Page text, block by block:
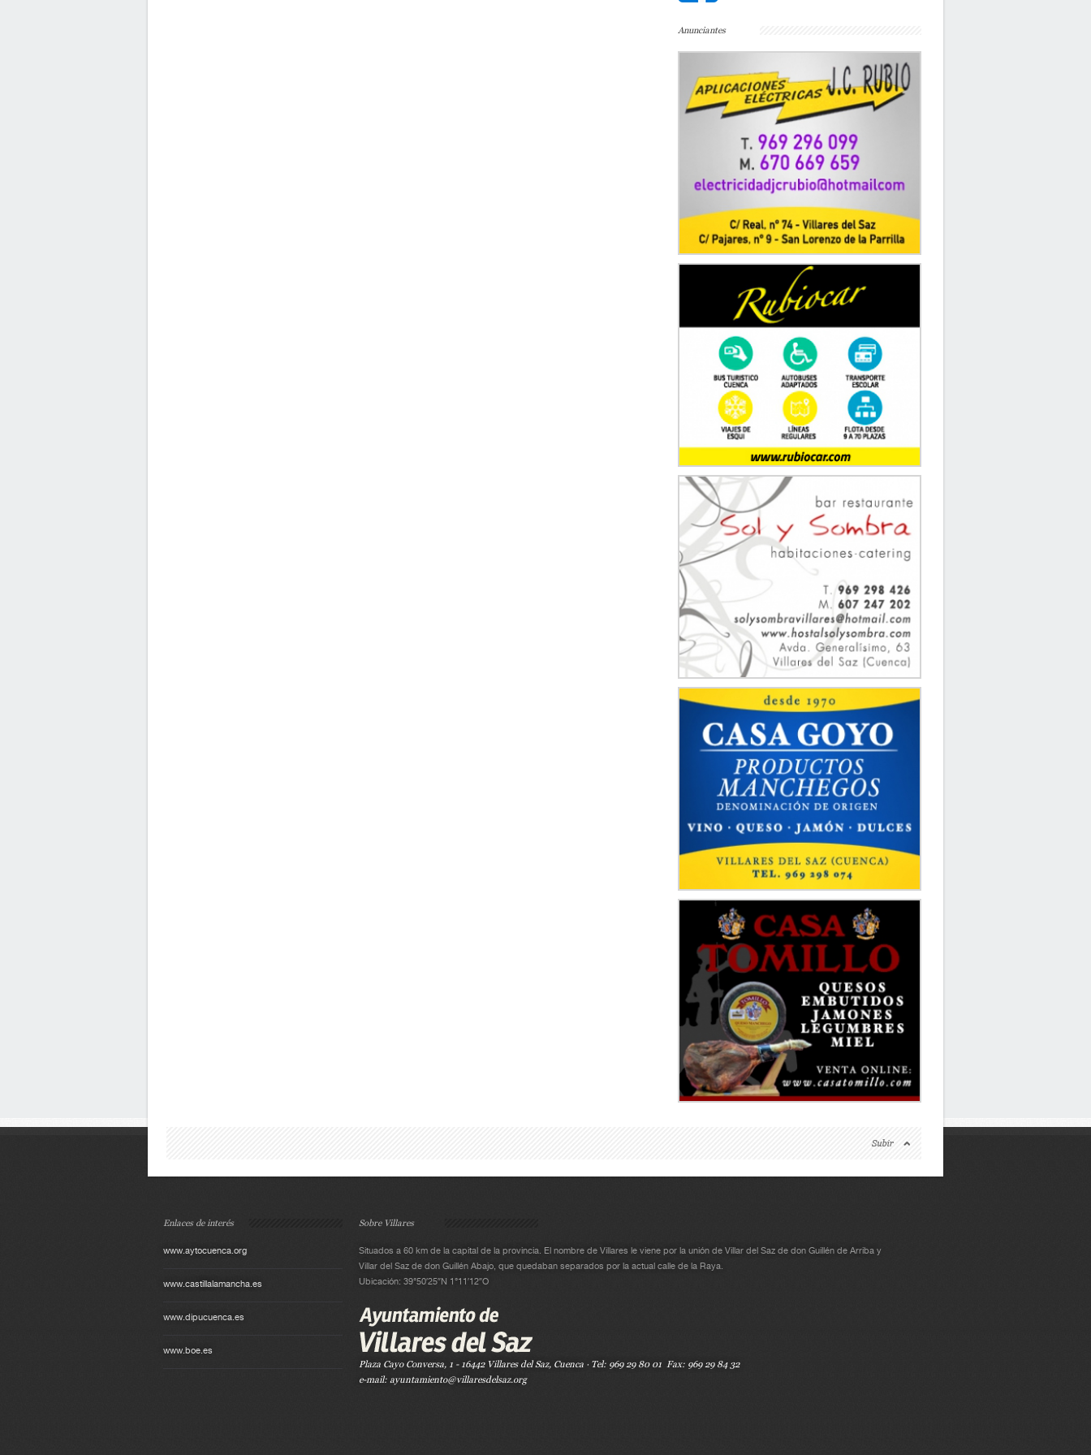
Anunciantes
Enlaces de interés
www.aytocuenca.org
www.castillalamancha.es
www.dipucuenca.es
www.boe.es
Sobre Villares
Situados a 60 km de la capital de la provincia. El nombre de Villares le viene por la unión de Villar del Saz de don Guillén de Arriba y
Villar del Saz de don Guillén Abajo, que quedaban separados por la actual calle de la Raya.
Ubicación: 39°50′25″N 1°11′12″O
Plaza Cayo Conversa, 1 - 16442 Villares del Saz, Cuenca · Tel: 969 29 80 01 Fax: 969 29 84 32
e-mail: ayuntamiento@villaresdelsaz.org